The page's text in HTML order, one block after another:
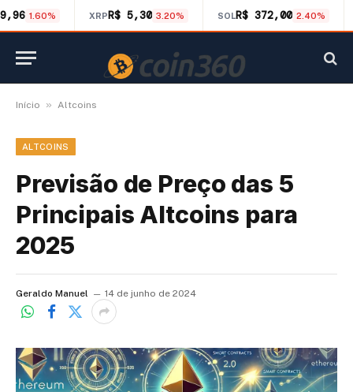
1.60% XRPR$ 5,30 3.20% SOLR$ 372,00 2.40%
Início » Altcoins
ALTCOINS
Previsão de Preço das 5
Principais Altcoins para
2025
Geraldo Manuel 14 de junho de 2024